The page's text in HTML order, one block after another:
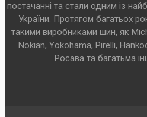
постачанні та стали одним із
України. Протягом багатьох
такими виробниками шин, як
Nokian, Yokohama, Pirelli,
Росава та багатьма